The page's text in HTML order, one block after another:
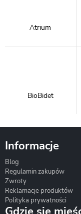
Atrium
BioBidet
Informacje
Blog
Regulamin zakupów
Zwroty
Reklamacje produktów
Polityka prywatności